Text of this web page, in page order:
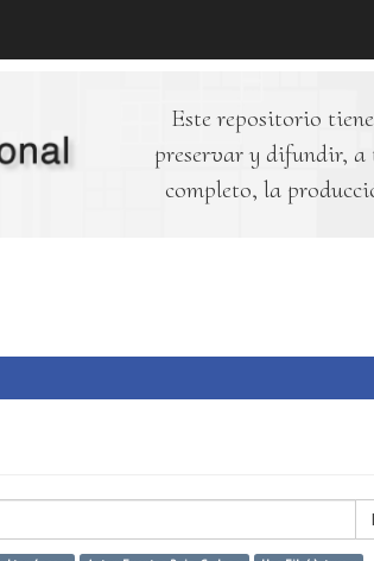
Este repositorio
preservar y difundir, a
completo, la